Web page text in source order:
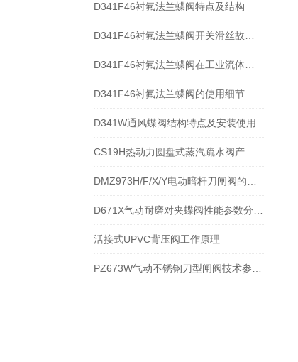
D341F46衬氟法兰蝶阀特点及结构
​D341W通风蝶阀结构特点及安装使用
活接式UPVC背压阀工作原理